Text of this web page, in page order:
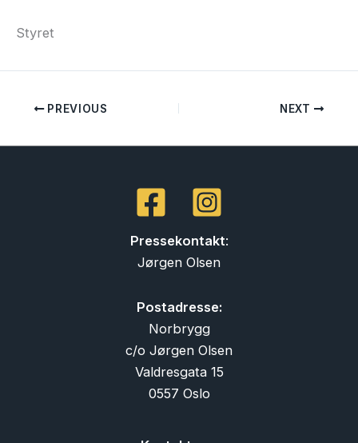
Styret
PREVIOUS NEXT
Pressekontakt:
Jørgen Olsen
Postadresse:
Norbrygg
c/o Jørgen Olsen
Valdresgata 15
0557 Oslo